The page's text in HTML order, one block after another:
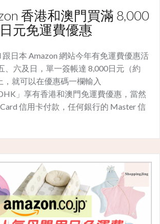
香港和澳門買滿 8,000
日元免運費優惠
日本 Amazon 網站今年有免運費優惠活
、六及日，單一簽帳達 8,000日元（約
就可以在優惠碼一欄輸入
」享有香港和澳門免運費優惠，當然
信用卡付款，任何銀行的 Master 信